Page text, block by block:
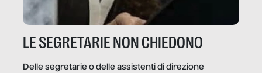
LE SEGRETARIE NON CHIEDONO
Delle segretarie o delle assistenti di direzione